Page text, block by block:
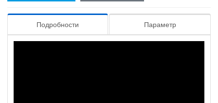
Подробности Параметр